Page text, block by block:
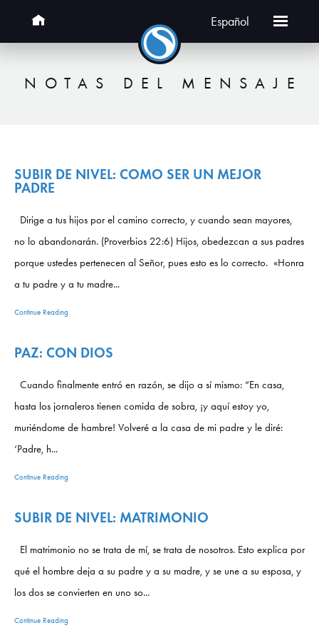
Español
NOTAS DEL MENSAJE
SUBIR DE NIVEL: COMO SER UN MEJOR
PADRE
Dirige a tus hijos por el camino correcto, y cuando sean mayores,
no lo abandonarán. (Proverbios 22:6) Hijos, obedezcan a sus padres
porque ustedes pertenecen al Señor, pues esto es lo correcto. «Honra
a tu padre y a tu madre...
Continue Reading
PAZ: CON DIOS
Cuando finalmente entró en razón, se dijo a sí mismo: “En casa,
hasta los jornaleros tienen comida de sobra, ¡y aquí estoy yo,
muriéndome de hambre! Volveré a la casa de mi padre y le diré:
‘Padre, h...
Continue Reading
SUBIR DE NIVEL: MATRIMONIO
El matrimonio no se trata de mí, se trata de nosotros. Esto explica por
qué el hombre deja a su padre y a su madre, y se une a su esposa, y
los dos se convierten en uno so...
Continue Reading